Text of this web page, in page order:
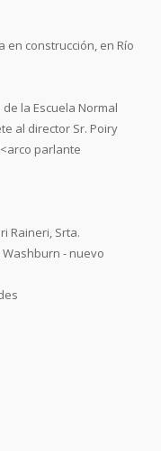
en construcción, en Río
la Escuela Normal
al director Sr. Poiry
parlante
Raineri, Srta.
Washburn - nuevo